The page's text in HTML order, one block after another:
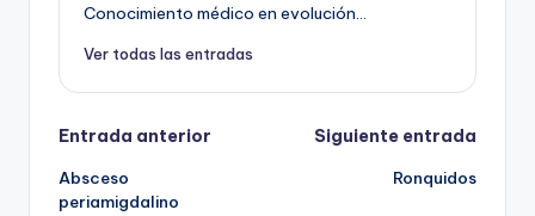
Conocimiento médico en evolución...
Ver todas las entradas
Navegación
de
Entrada anterior
Absceso
periamigdalino
Siguiente entrada
Ronquidos